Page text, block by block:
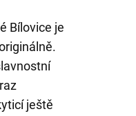
Bílovice je
ještě